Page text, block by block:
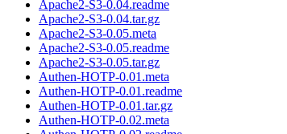
Apache2-S3-0.04.readme
Apache2-S3-0.04.tar.gz
Apache2-S3-0.05.meta
Apache2-S3-0.05.readme
Apache2-S3-0.05.tar.gz
Authen-HOTP-0.01.meta
Authen-HOTP-0.01.readme
Authen-HOTP-0.01.tar.gz
Authen-HOTP-0.02.meta